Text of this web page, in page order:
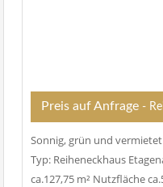
Preis auf Anfrage -
Sonnig, grün und
Typ: Reiheneckhaus
ca.127,75 m² Nutzfläche